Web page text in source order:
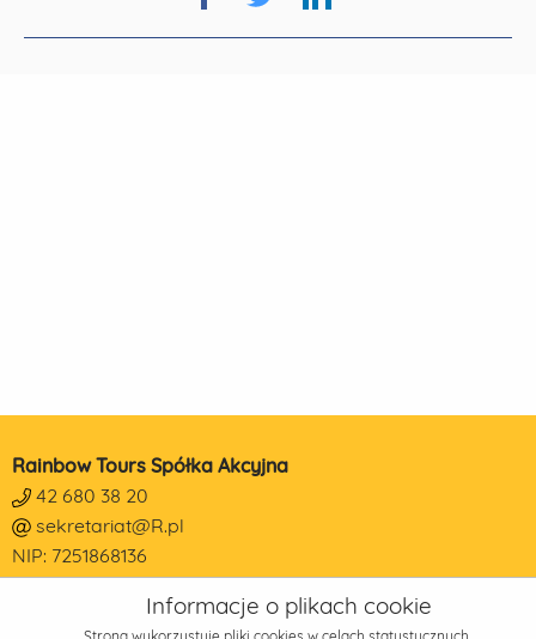
Rainbow Tours Spółka Akcyjna
42 680 38 20
sekretariat@R.pl
NIP: 7251868136
REGON: 473190014
KRS: 0000178650Informacje o plikach cookie